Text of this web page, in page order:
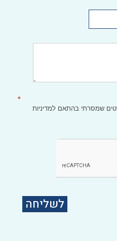
*
שמסרתי בהתאם למדיניות
לשליחה